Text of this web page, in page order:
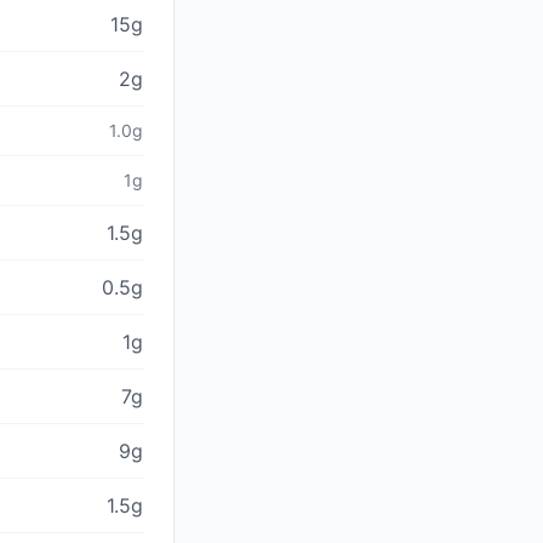
15g
2g
1.0g
1g
1.5g
0.5g
1g
7g
9g
1.5g